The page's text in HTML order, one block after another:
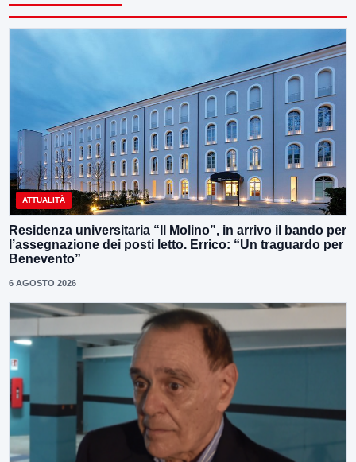
ATTUALITÀ
Residenza universitaria “Il Molino”, in arrivo il bando per
l’assegnazione dei posti letto. Errico: “Un traguardo per
Benevento”
6 AGOSTO 2026